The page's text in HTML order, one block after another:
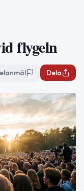
flygeln
Dela